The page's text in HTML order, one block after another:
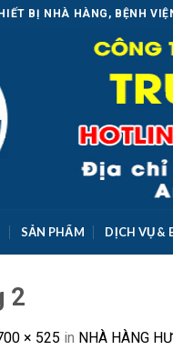
BỊ NHÀ HÀNG, BỆNH
SẢN PHẨM DỊCH VỤ &
2
× 525 in NHÀ HÀNG